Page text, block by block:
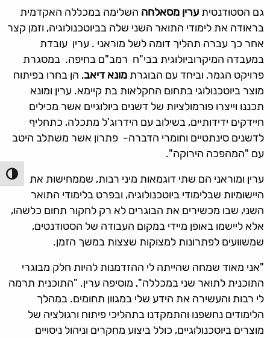
גם הסטודנטית ערין מסאלחה השלימה במכללה האקדמית
בראודה את לימודי התואר השני שלה בביוטכנולוגיה, וזמן קצר
אחר כך עברה תהליך דומה לשל מוראני . ערין עובדת
במעבדה המיקרוביולוגית בבי"ח רמב"ם בחיפה. במסגרת
פרויקט הגמר, וביחד עם הבוגרת מונא דיאב, הן בחרו בפיתוח
מוצר ביוטכנולוגי בתחום החקלאות בת קיימא. ערין ומונא
תכננו וייצרו פורמולציות של דשנים ביולוגיים אשר מכילים
חיידקים ידידותיים, בשילוב עם הידרוג'ל מתכלה, כתחליף
לדשנים סינתטיים וחומרי הדברה- פתרון אשר משתלב היטב
עם "המהפכה הירוקה".
ערין ומוראני הם שתי דוגמאות מיני רבות, שממחישות את
היישומיות שבלימודי ביוטכנולוגיה, ובפרט בלימודי התואר
השני, שבו מכשירים את הבוגרים לא רק לחקור תחום כלשהו,
אלא ליישמו באופן מיידי במקום העבודה של הסטודנטים,
שמשוועים לפתרונות למצוקות שצצות במשך הזמן.
"אני מאוד שמחה שהייתה לי ההזדמנות להיות חלק מבוגרי
התוכנית לתואר שני במכללה", מוסיפה ערין. "התוכנית תרמה
לי רבות והעשירה את הידע שלי במגוון תחומים. במהלך
הלימודים נחשפנו והתמקדנו בתהליכי פיתוח ורגולציה של
מוצרים ביוטכנולוגיים, כולל ביצוע מחקרים וניהול ניסויים